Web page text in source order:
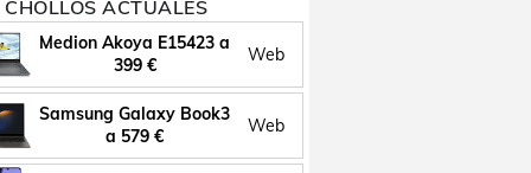
CHOLLOS ACTUALES
Medion Akoya E15423 a
399 €
Web
Samsung Galaxy Book3
a 579 €
Web